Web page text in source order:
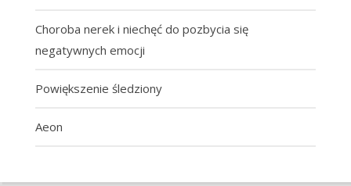
Choroba nerek i niechęć do pozbycia się
negatywnych emocji
Powiększenie śledziony
Aeon